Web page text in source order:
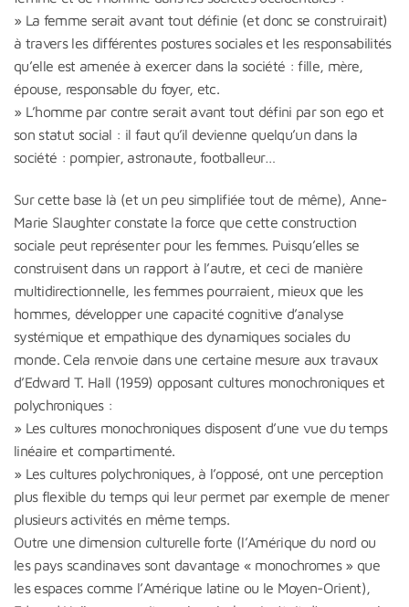
» La femme serait avant tout définie (et donc se construirait)
à travers les différentes postures sociales et les responsabilités
qu’elle est amenée à exercer dans la société : fille, mère,
épouse, responsable du foyer, etc.
» L’homme par contre serait avant tout défini par son ego et
son statut social : il faut qu’il devienne quelqu’un dans la
société : pompier, astronaute, footballeur…
Sur cette base là (et un peu simplifiée tout de même), Anne-
Marie Slaughter constate la force que cette construction
sociale peut représenter pour les femmes. Puisqu’elles se
construisent dans un rapport à l’autre, et ceci de manière
multidirectionnelle, les femmes pourraient, mieux que les
hommes, développer une capacité cognitive d’analyse
systémique et empathique des dynamiques sociales du
monde. Cela renvoie dans une certaine mesure aux travaux
d’Edward T. Hall (1959) opposant cultures monochroniques et
polychroniques :
» Les cultures monochroniques disposent d’une vue du temps
linéaire et compartimenté.
» Les cultures polychroniques, à l’opposé, ont une perception
plus flexible du temps qui leur permet par exemple de mener
plusieurs activités en même temps.
Outre une dimension culturelle forte (l’Amérique du nord ou
les pays scandinaves sont davantage « monochromes » que
les espaces comme l’Amérique latine ou le Moyen-Orient),